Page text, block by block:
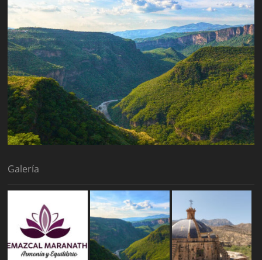
Galería